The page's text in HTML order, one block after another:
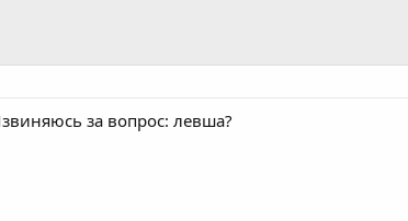
за вопрос: левша?